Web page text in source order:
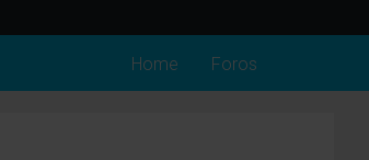
Home Foros